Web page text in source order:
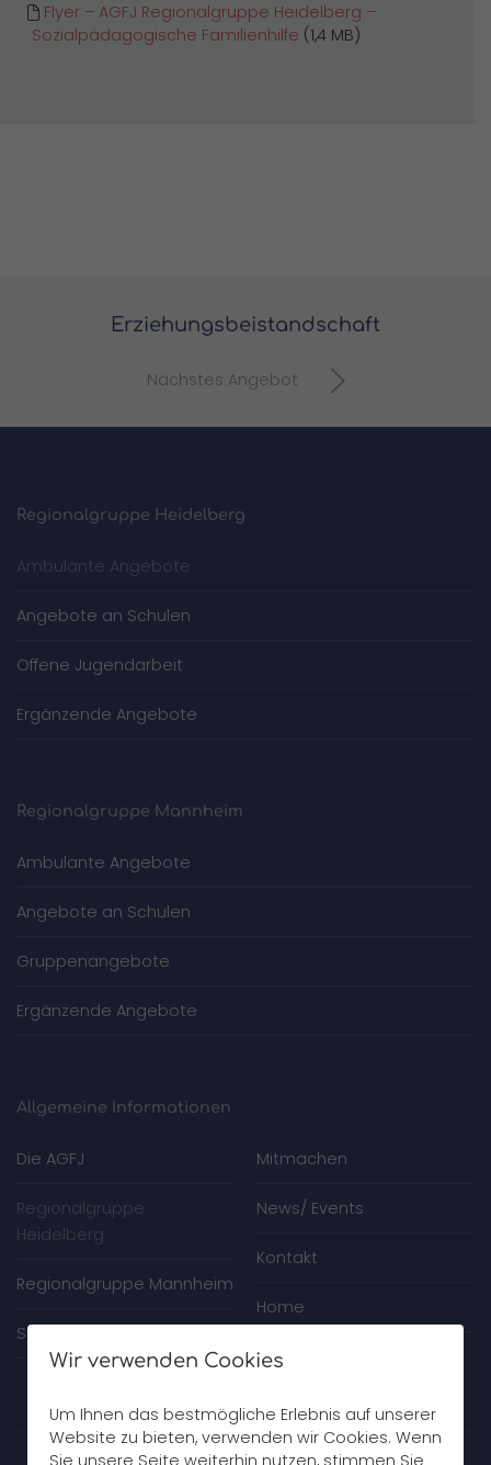
Flyer – AGFJ Regionalgruppe Heidelberg –
Sozialpädagogische Familienhilfe (1,4 MB)
Erziehungsbeistandschaft
Nächstes Angebot
Regionalgruppe Heidelberg
Ambulante Angebote
Angebote an Schulen
Offene Jugendarbeit
Ergänzende Angebote
Regionalgruppe Mannheim
Ambulante Angebote
Angebote an Schulen
Gruppenangebote
Ergänzende Angebote
Allgemeine Informationen
Die AGFJ
Regionalgruppe
Heidelberg
Regionalgruppe Mannheim
Spenden
Mitmachen
News/ Events
Kontakt
Home
Wir verwenden Cookies
Um Ihnen das bestmögliche Erlebnis auf unserer
Website zu bieten, verwenden wir Cookies. Wenn
Sie unsere Seite weiterhin nutzen, stimmen Sie